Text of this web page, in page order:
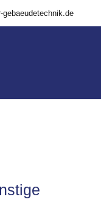
gebaeudetechnik.de